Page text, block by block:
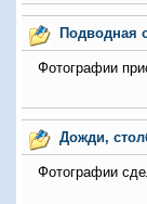
Подводная
Фотографии
Дожди,
Фотографии